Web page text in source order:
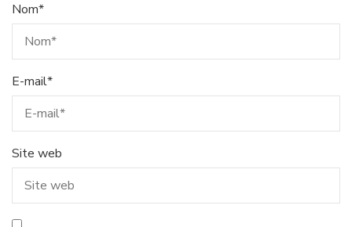
Nom*
E-mail*
Site web